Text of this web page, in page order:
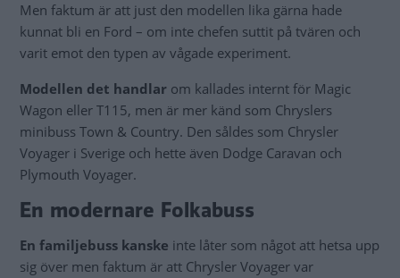
Men faktum är att just den modellen lika gärna hade
kunnat bli en Ford – om inte chefen suttit på tvären och
varit emot den typen av vågade experiment.
Modellen det handlar om kallades internt för Magic
Wagon eller T115, men är mer känd som Chryslers
minibuss Town & Country. Den såldes som Chrysler
Voyager i Sverige och hette även Dodge Caravan och
Plymouth Voyager.
En modernare Folkabuss
En familjebuss kanske inte låter som något att hetsa upp
sig över men faktum är att Chrysler Voyager var